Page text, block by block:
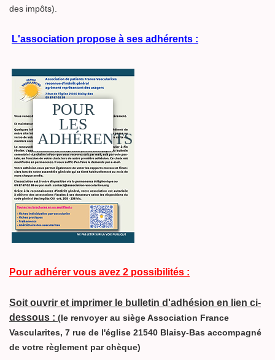
des impôts).
L'association propose à ses adhérents :
POUR
LES
ADHÉRENTS
Pour adhérer vous avez 2 possibilités :
Soit ouvrir et imprimer le bulletin d'adhésion en lien ci-
dessous : (le renvoyer au siège Association France
Vascularites, 7 rue de l'église 21540 Blaisy-Bas accompagné
de votre règlement par chèque)